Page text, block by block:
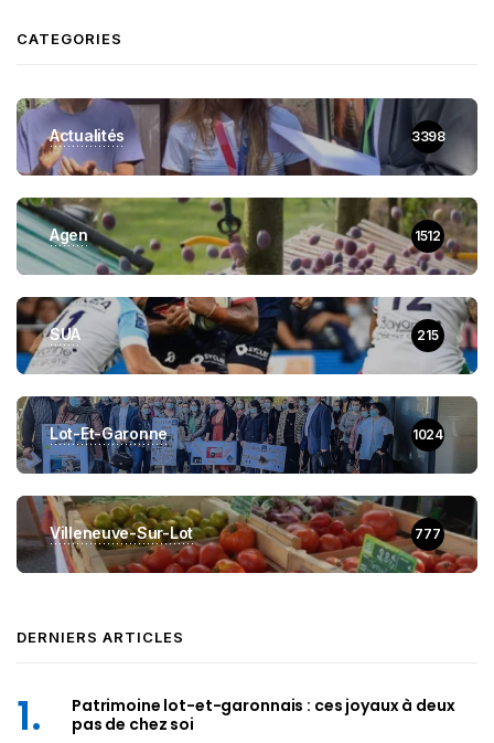
CATEGORIES
Actualités 3398
Agen 1512
SUA 215
Lot-Et-Garonne 1024
Villeneuve-Sur-Lot 777
DERNIERS ARTICLES
Patrimoine lot-et-garonnais : ces joyaux à deux
pas de chez soi